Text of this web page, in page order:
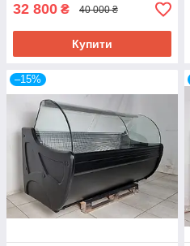
32 800 ₴ 40 000 ₴
Купити
–15%